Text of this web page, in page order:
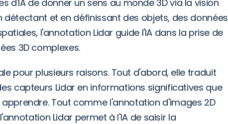
d'IA de donner un sens au monde 3D via la vision
et en définissant des objets, des données
l'annotation Lidar guide l'IA dans la prise de
3D complexes.
pour plusieurs raisons. Tout d'abord, elle traduit
capteurs Lidar en informations significatives que
Tout comme l'annotation d'images 2D
Lidar permet à l'IA de saisir la